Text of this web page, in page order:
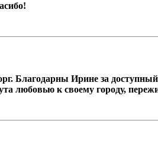
Благодарны Ирине за
любовью к своему городу,